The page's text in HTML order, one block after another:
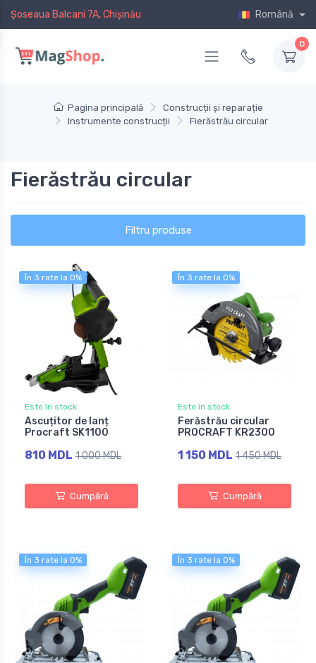
Șoseaua Balcani 7A, Chișinău Română
0
Pagina principală
Construcții și reparație
Instrumente construcții
Fierăstrău circular
Fierăstrău circular
Filtru produse
În 3 rate la 0%
Este în stock
Ascuțitor de lanț
Procraft SK1100
810 MDL 1 000 MDL
Cumpără
În 3 rate la 0%
Este în stock
Ferăstrău circular
PROCRAFT KR2300
1 150 MDL 1 450 MDL
Cumpără
În 3 rate la 0% În 3 rate la 0%